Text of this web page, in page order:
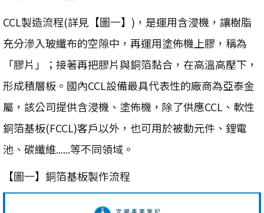
CCL製造流程(詳見【圖一】)，是運用含浸機，讓樹脂
充分滲入玻纖布的空隙中，再運用塗佈機上膠，稱為
「膠片」；接著再把膠片與銅箔黏合，在高溫高壓下，
形成積層板。國內CCL設備最具代表性的廠商為亞泰金
屬，該公司提供含浸機、塗佈機，除了供應CCL、軟性
銅箔基板(FCCL)客戶以外，也可用於被動元件、鋰電
池、碳纖維......等不同領域。
【圖一】銅箔基板製作流程